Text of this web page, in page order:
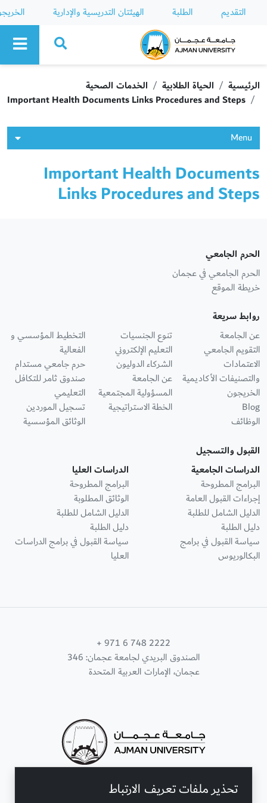
التقديم الطلبة الهيئتان التدريسية والإدارية
Ajman University
الرئيسية الحياة الطلابية
الخدمات الصحية
Important Health Documents Links Procedures and Steps
Menu
Important Health Documents
Links Procedures and Steps
تحذير ملفات تعريف الارتباط
الحرم الجامعي
الحرم الجامعي في عجمان
خريطة الموقع
روابط سريعة
عن الجامعة
التقويم الجامعي
الاعتمادات
والتصنيفات الأكاديمية
الخريجون
Blog
الوظائف
تنوع الجنسيات
التعليم الإلكتروني
الشركاء الدوليون
عن الجامعة
المسؤولية المجتمعية
الخطة الاستراتيجية
التخطيط المؤسسي و
الفعالية
حرم جامعي مستدام
صندوق ثامر للتكافل
التعليمي
تسجيل الموردين
الوثائق المؤسسية
القبول والتسجيل
الدراسات الجامعية
البرامج المطروحة
إجراءات القبول العامة
الدليل الشامل للطلبة
دليل الطلبة
سياسة القبول في برامج
البكالوريوس
الدراسات العليا
البرامج المطروحة
الوثائق المطلوبة
الدليل الشامل للطلبة
دليل الطلبة
سياسة القبول في برامج الدراسات
العليا
+ 971 6 748 2222
الصندوق البريدي لجامعة عجمان: 346
عجمان، الإمارات العربية المتحدة